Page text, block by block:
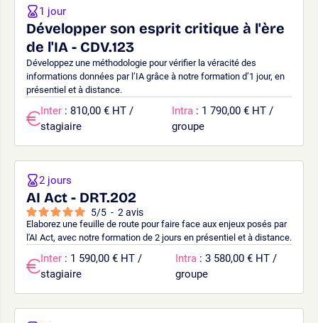
Développer son esprit critique à l'ère
de l'IA - CDV.123
Développez une méthodologie pour vérifier la véracité des
informations données par l’IA grâce à notre formation d’1 jour, en
présentiel et à distance.
1 jour
Inter : 810,00 € HT /
stagiaire
Intra : 1 790,00 € HT /
groupe
AI Act - DRT.202
5/5 - 2 avis
Elaborez une feuille de route pour faire face aux enjeux posés par
l'AI Act, avec notre formation de 2 jours en présentiel et à distance.
2 jours
Inter : 1 590,00 € HT /
stagiaire
Intra : 3 580,00 € HT /
groupe